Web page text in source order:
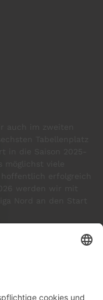
auch im zweiten
Tabellenplatz
erfolgreich